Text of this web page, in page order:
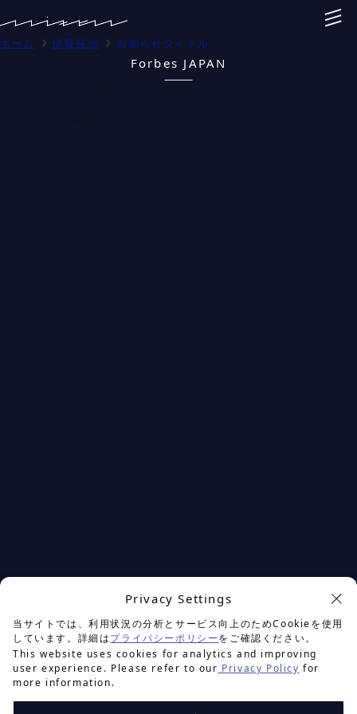
Privacy Settings
当サイトでは、利用状況の分析とサービス向上のためCookieを使用
しています。詳細はプライバシーポリシーをご確認ください。
This website uses cookies for analytics and improving
user experience. Please refer to our Privacy Policy for
more information.
ホーム 情報発信 お知らせタイトル
Forbes JAPAN
余白を楽しむプロジェクト